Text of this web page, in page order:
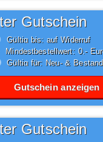
Gutschein
Gültig bis: auf Widerruf
Mindestbestellwert: 0,-
Gültig für: Neu- &
Gutschein anzeigen
Gutschein